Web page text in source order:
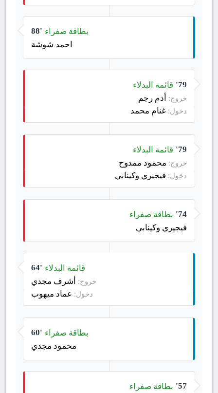
88' بطاقة صفراء
احمد شوشة
79' قائمة البدلاء
خروج: أدم رجم
دخول: غنام محمد
79' قائمة البدلاء
خروج: محمود ممدوح
دخول: فيجيري وكينابي
74'
بطاقة صفراء
فيجيري وكينابي
64' قائمة البدلاء
خروج: أشرف مجدي
دخول: عماد ميهوب
60' بطاقة صفراء
محمود مجدي
57' بطاقة صفراء